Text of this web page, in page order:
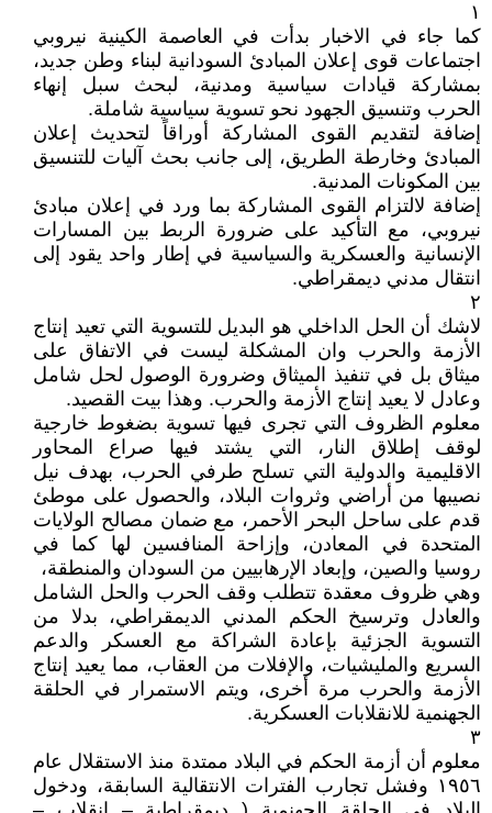
١
كما جاء في الاخبار بدأت في العاصمة الكينية نيروبي
اجتماعات قوى إعلان المبادئ السودانية لبناء وطن جديد،
بمشاركة قيادات سياسية ومدنية، لبحث سبل إنهاء
الحرب وتنسيق الجهود نحو تسوية سياسية شاملة.
إضافة لتقديم القوى المشاركة أوراقاً لتحديث إعلان
المبادئ وخارطة الطريق، إلى جانب بحث آليات للتنسيق
بين المكونات المدنية.
إضافة لالتزام القوى المشاركة بما ورد في إعلان مبادئ
نيروبي، مع التأكيد على ضرورة الربط بين المسارات
الإنسانية والعسكرية والسياسية في إطار واحد يقود إلى
انتقال مدني ديمقراطي.
٢
لاشك أن الحل الداخلي هو البديل للتسوية التي تعيد إنتاج
الأزمة والحرب وان المشكلة ليست في الاتفاق على
ميثاق بل في تنفيذ الميثاق وضرورة الوصول لحل شامل
وعادل لا يعيد إنتاج الأزمة والحرب. وهذا بيت القصيد.
معلوم الظروف التي تجرى فيها تسوية بضغوط خارجية
لوقف إطلاق النار، التي يشتد فيها صراع المحاور
الاقليمية والدولية التي تسلح طرفي الحرب، بهدف نيل
نصيبها من أراضي وثروات البلاد، والحصول على موطئ
قدم على ساحل البحر الأحمر، مع ضمان مصالح الولايات
المتحدة في المعادن، وإزاحة المنافسين لها كما في
روسيا والصين، وإبعاد الإرهابيين من السودان والمنطقة،
وهي ظروف معقدة تتطلب وقف الحرب والحل الشامل
والعادل وترسيخ الحكم المدني الديمقراطي، بدلا من
التسوية الجزئية بإعادة الشراكة مع العسكر والدعم
السريع والمليشيات، والإفلات من العقاب، مما يعيد إنتاج
الأزمة والحرب مرة أخرى، ويتم الاستمرار في الحلقة
الجهنمية للانقلابات العسكرية.
٣
معلوم أن أزمة الحكم في البلاد ممتدة منذ الاستقلال عام
١٩٥٦ وفشل تجارب الفترات الانتقالية السابقة، ودخول